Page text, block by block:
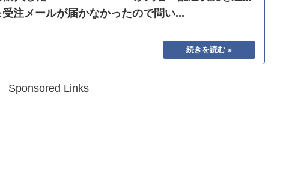
受注メールが届かなかったので問い...
Sponsored Links